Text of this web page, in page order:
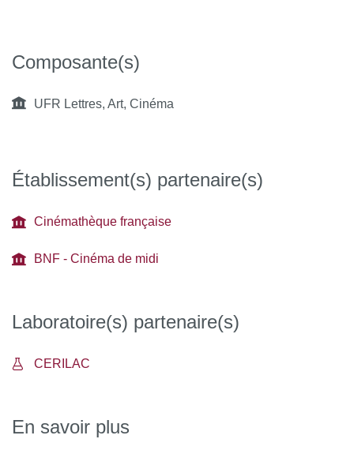
Composante(s)
UFR Lettres, Art, Cinéma
Établissement(s) partenaire(s)
Cinémathèque française
BNF - Cinéma de midi
Laboratoire(s) partenaire(s)
CERILAC
En savoir plus